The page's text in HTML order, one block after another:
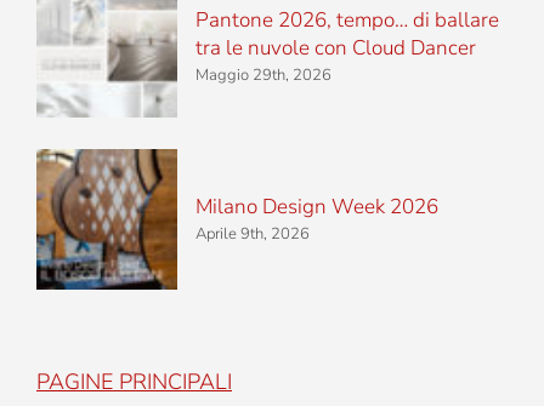
Pantone 2026, tempo… di ballare
tra le nuvole con Cloud Dancer
Maggio 29th, 2026
Milano Design Week 2026
Aprile 9th, 2026
PAGINE PRINCIPALI